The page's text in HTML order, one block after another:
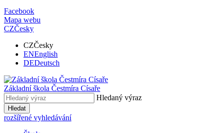
Facebook
Mapa webu
CZČesky
CZČesky
ENEnglish
DEDeutsch
Základní škola Čestmíra Císaře
Hledaný výraz
Hledat
rozšířené vyhledávání